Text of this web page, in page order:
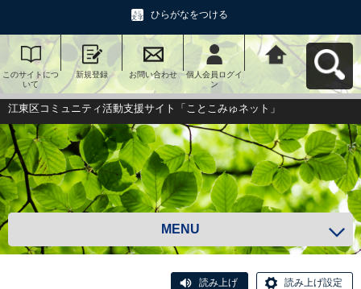
ひらがなをつける
このサイトにつ
いて
新規登録 お問い合わせ
個人会員ログイ
ン
江東区コミュニ
ティ活動支援サ
イト「ことこみ
ゅネット」へ戻
る
江東区コミュニティ活動支援サイト「ことこみゅネット」
MENU
読み上げ 読み上げ設定